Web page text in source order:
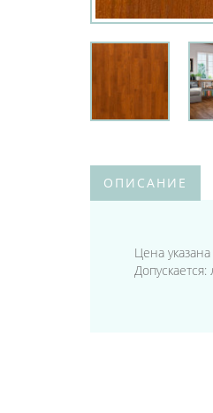
ОПИСАНИЕ
Цена